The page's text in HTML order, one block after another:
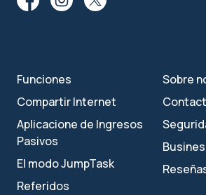
Funciones
Compartir Internet
Aplicacione de Ingresos
Pasivos
El modo JumpTask
Referidos
Sobre